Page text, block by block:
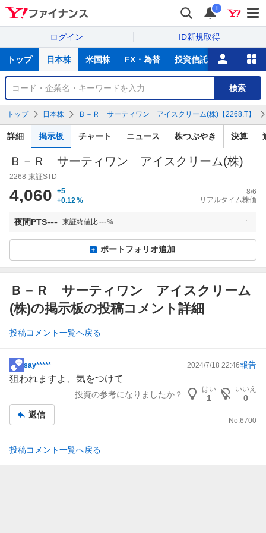
i
ログイン ID新規取得
サ
トップ 日本株 米国株 FX・為替 投資信託 ニュース
銘
検
索
検索
トップ 日本株 Ｂ－Ｒ サーティワン アイスクリーム(株)【2268.T】
詳細 掲示板 チャート ニュース 株つぶやき 決算
Ｂ－Ｒ サーティワン アイスクリーム(株)
2268 東証STD
4,060
+5
+0.12 %
8/6
リアルタイム株価
夜間PTS--- 東証終値比---% --:--
ポートフォリオ追加
Ｂ－Ｒ サーティワン アイスクリーム
(株)の掲示板の投稿コメント詳細
投稿コメント一覧へ戻る
掲
示
事
say***** 2024/7/18 22:46報告
狙われますよ、気をつけて
投資の参考になりましたか？
はい
1
いいえ
0
返信
No.6700
投稿コメント一覧へ戻る